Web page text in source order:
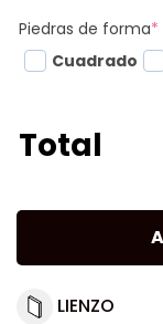
Piedras de forma*
Cuadrado
Total
LIENZO